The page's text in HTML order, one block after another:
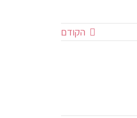
הקודם